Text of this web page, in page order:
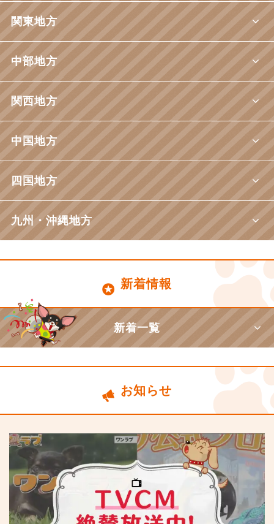
関東地方
中部地方
関西地方
中国地方
四国地方
九州・沖縄地方
新着情報
新着一覧
お知らせ